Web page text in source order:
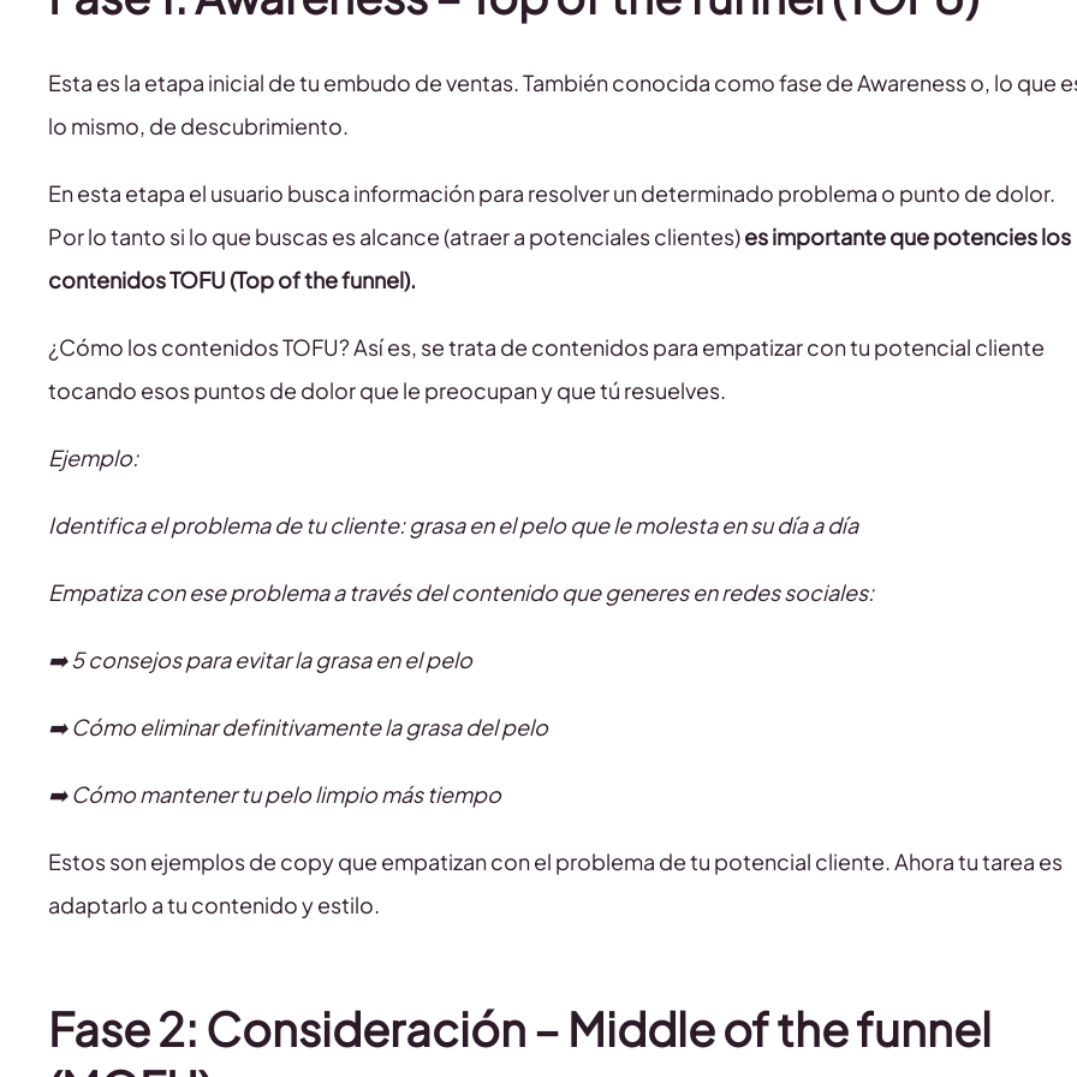
Esta es la etapa inicial de tu embudo de ventas. También conocida como fase de Awareness o, lo que
lo mismo, de descubrimiento.
En esta etapa el usuario busca información para resolver un determinado problema o punto de dolor.
Por lo tanto si lo que buscas es alcance (atraer a potenciales clientes)es importante que potencies los
contenidos TOFU (Top of the funnel).
¿Cómo los contenidos TOFU? Así es, se trata de contenidos para empatizar con tu potencial cliente
tocando esos puntos de dolor que le preocupan y que tú resuelves.
Ejemplo:
Identifica el problema de tu cliente: grasa en el pelo que le molesta en su día a día
Empatiza con ese problema a través del contenido que generes en redes sociales:
➡️ 5 consejos para evitar la grasa en el pelo
➡️ Cómo eliminar definitivamente la grasa del pelo
➡️ Cómo mantener tu pelo limpio más tiempo
Estos son ejemplos de copy que empatizan con el problema de tu potencial cliente. Ahora tu tarea es
adaptarlo a tu contenido y estilo.
Fase 2: Consideración – Middle of the funnel